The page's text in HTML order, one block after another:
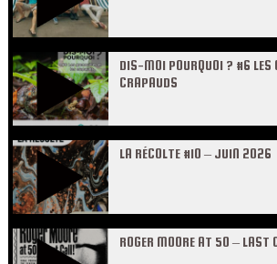
DIS-MOI POURQUOI ? #6 LES
CRAPAUDS
LA RÉCOLTE #10 – JUIN 2026
ROGER MOORE AT 50 –